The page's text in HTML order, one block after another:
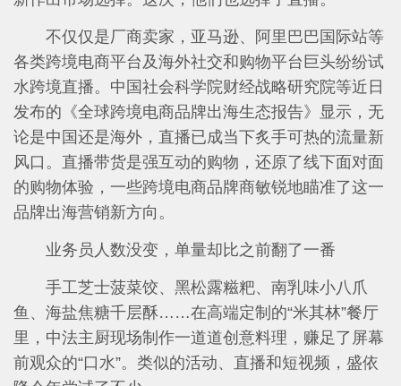
不仅仅是厂商卖家，亚马逊、阿里巴巴国际站等
各类跨境电商平台及海外社交和购物平台巨头纷纷试
水跨境直播。中国社会科学院财经战略研究院等近日
发布的《全球跨境电商品牌出海生态报告》显示，无
论是中国还是海外，直播已成当下炙手可热的流量新
风口。直播带货是强互动的购物，还原了线下面对面
的购物体验，一些跨境电商品牌商敏锐地瞄准了这一
品牌出海营销新方向。
业务员人数没变，单量却比之前翻了一番
手工芝士菠菜饺、黑松露糍粑、南乳味小八爪
鱼、海盐焦糖千层酥……在高端定制的“米其林”餐厅
里，中法主厨现场制作一道道创意料理，赚足了屏幕
前观众的“口水”。类似的活动、直播和短视频，盛依